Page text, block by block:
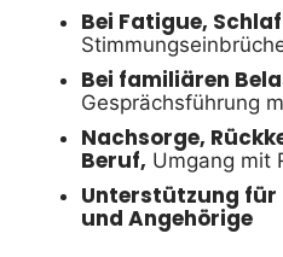
Bei Fatigue,
Bei familiären
Gesprächsführung
Nachsorge,
Beruf, Umgang mit
Unterstützung für
und Angehörige